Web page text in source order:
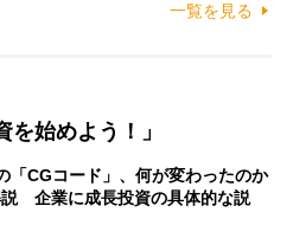
一覧を見る
始めよう！」
「CGコード」、何が変わったのか
企業に成長投資の具体的な説